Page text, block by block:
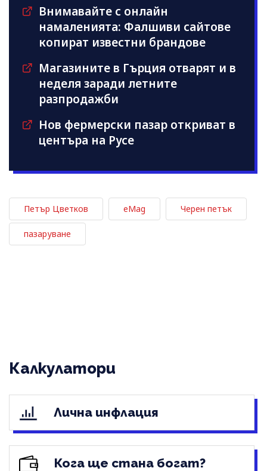
Внимавайте с онлайн
намаленията: Фалшиви сайтове
копират известни брандове
Магазините в Гърция отварят и в
неделя заради летните
разпродажби
Нов фермерски пазар откриват в
центъра на Русе
Петър Цветков eMag Черен петък
пазаруване
Калкулатори
Лична инфлация
Кога ще стана богат?